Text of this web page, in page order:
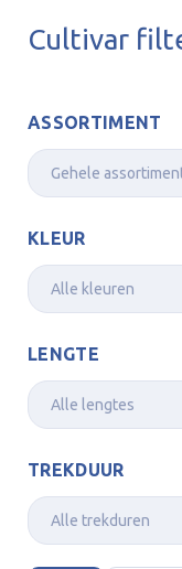
Cultivar
ASSORTIMENT
KLEUR
LENGTE
TREKDUUR